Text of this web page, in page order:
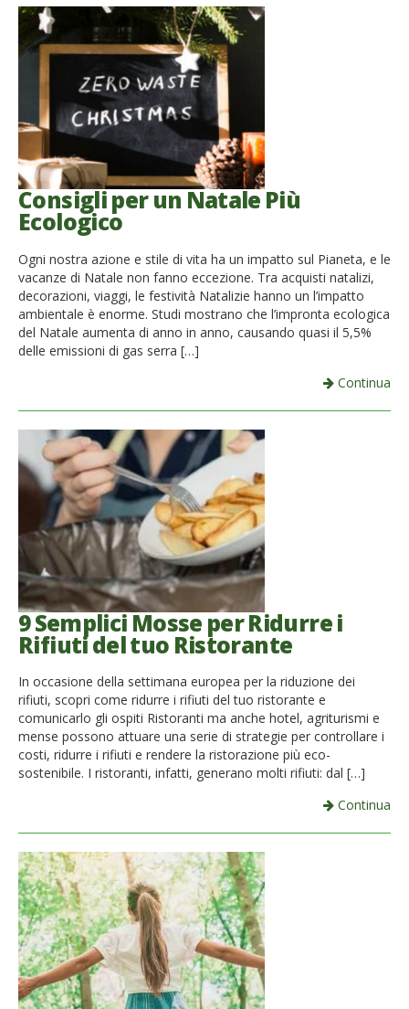
Consigli per un Natale Più
Ecologico
Ogni nostra azione e stile di vita ha un impatto sul Pianeta, e le
vacanze di Natale non fanno eccezione. Tra acquisti natalizi,
decorazioni, viaggi, le festività Natalizie hanno un l’impatto
ambientale è enorme. Studi mostrano che l’impronta ecologica
del Natale aumenta di anno in anno, causando quasi il 5,5%
delle emissioni di gas serra […]
Continua
9 Semplici Mosse per Ridurre i
Rifiuti del tuo Ristorante
In occasione della settimana europea per la riduzione dei
rifiuti, scopri come ridurre i rifiuti del tuo ristorante e
comunicarlo gli ospiti Ristoranti ma anche hotel, agriturismi e
mense possono attuare una serie di strategie per controllare i
costi, ridurre i rifiuti e rendere la ristorazione più eco-
sostenibile. I ristoranti, infatti, generano molti rifiuti: dal […]
Continua